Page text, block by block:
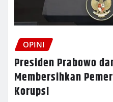
OPINI
Presiden Prabowo
Membersihkan
Korupsi